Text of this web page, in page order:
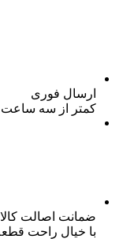
ارسال فوری
کمتر از سه ساعت
ضمانت اصالت
با خیال راحت